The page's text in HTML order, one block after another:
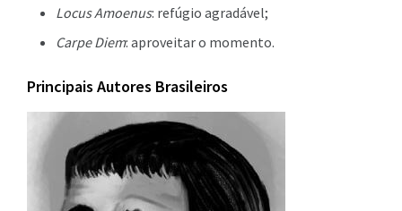
Locus Amoenus: refúgio agradável;
Carpe Diem: aproveitar o momento.
Principais Autores Brasileiros